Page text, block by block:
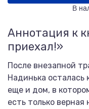
В
Аннотация к
приехал!»
После внезапной
Надинька осталась
еще и дом, в
есть только